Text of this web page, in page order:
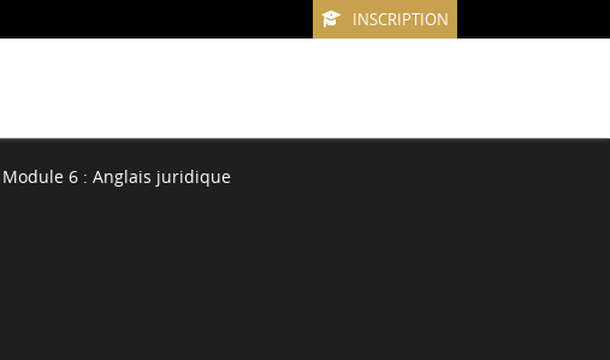
INSCRIPTION
Module 6 : Anglais juridique